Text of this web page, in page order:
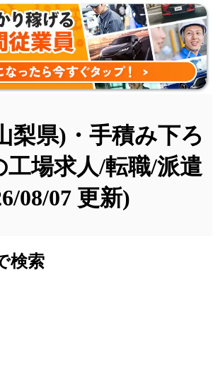
梨県)・手積み下ろ
工場求人/転職/派遣
08/07 更新)
検索